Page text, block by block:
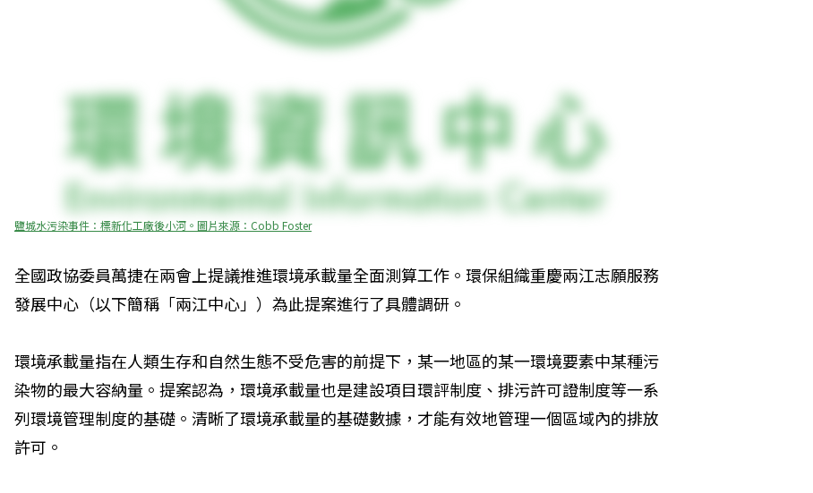
鹽城水污染事件：標新化工廠後小河。圖片來源：Cobb Foster
全國政協委員萬捷在兩會上提議推進環境承載量全面測算工作。環保組織重慶兩江志願服務
發展中心（以下簡稱「兩江中心」）為此提案進行了具體調研。
環境承載量指在人類生存和自然生態不受危害的前提下，某一地區的某一環境要素中某種污
染物的最大容納量。提案認為，環境承載量也是建設項目環評制度、排污許可證制度等一系
列環境管理制度的基礎。清晰了環境承載量的基礎數據，才能有效地管理一個區域內的排放
許可。